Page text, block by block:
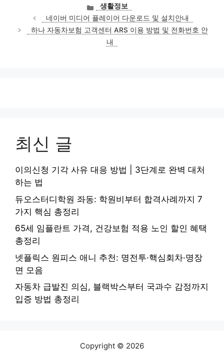
카
테
고
리
생활정보
네이버 미디어 플레이어 다운로드 및 설치안내
하나 자동차보험 고객센터 ARS 이용 방법 및 전화번호 안
내
최신 글
이의신청 기각 사유 대응 방법 | 3단계로 완벽 대처
하는 법
듀오스터디학원 좌동: 학원비부터 합격사례까지 7
가지 핵심 총정리
65세 임플란트 가격, 건강보험 적용 노인 할인 혜택
총정리
넷플릭스 원피스 애니 추천: 명전투·핵심회차·명장
면 모음
자동차 급발진 의심, 블랙박스부터 국과수 감정까지
입증 방법 총정리
Copyright © 2026